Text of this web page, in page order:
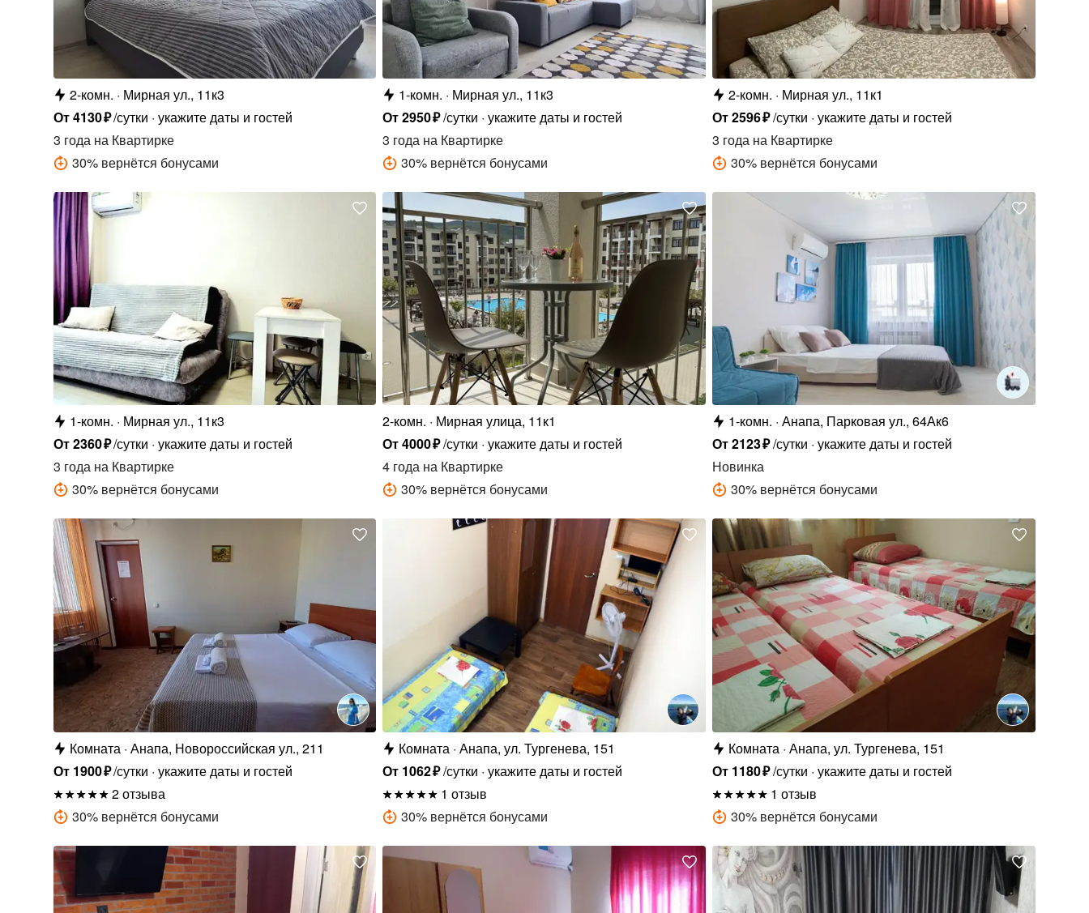
2-комн.
Мирная ул., 11к3
От4130₽/сутки укажите даты и гостей
3 годана Квартирке
30% вернётся бонусами
1-комн.
Мирная ул., 11к3
От2950₽/сутки укажите даты и гостей
3 года на Квартирке
30% вернётся бонусами
2-комн.
Мирная ул., 11к1
От2596₽/сутки укажите даты и гостей
3 года на Квартирке
30% вернётся бонусами
1-комн.
Мирная ул., 11к3
От2360₽/сутки укажите даты и гостей
3 годана Квартирке
30% вернётся бонусами
2-комн.
Мирная улица, 11к1
От4000₽/сутки укажите даты и гостей
4 года на Квартирке
30% вернётся бонусами
1-комн. Анапа, Парковая ул., 64Ак6
От2123₽/сутки укажите даты и гостей
Новинка
30% вернётся бонусами
Комната Анапа, Новороссийская ул., 211
От 1900₽/сутки укажите даты и гостей
2 отзыва
30% вернётся бонусами
Комната Анапа, ул. Тургенева, 151
От 1062₽/сутки укажите даты и гостей
1 отзыв
30% вернётся бонусами
Комната Анапа, ул. Тургенева, 151
От 1180₽/сутки укажите даты и гостей
1 отзыв
30% вернётся бонусами